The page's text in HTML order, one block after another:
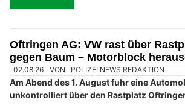
Oftringen AG: VW rast über
gegen Baum – Motorblock
02.08.26 VON POLIZEI.NEWS REDAKTION
Am Abend des 1. August fuhr eine
unkontrolliert über den Rastplatz